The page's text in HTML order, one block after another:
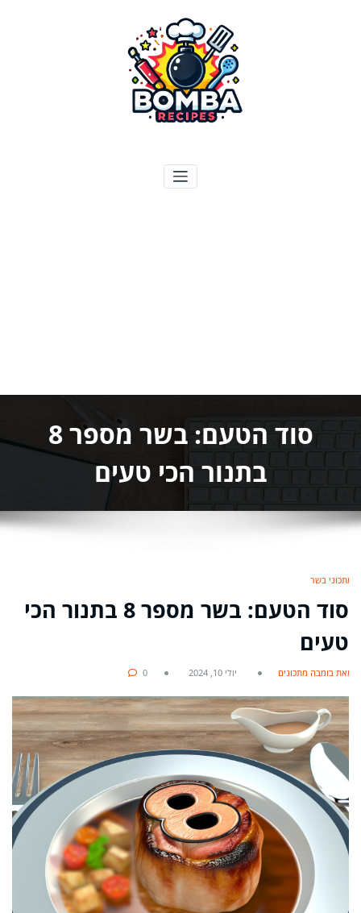
סוד הטעם: בשר מספר 8
בתנור הכי טעים
מתכוני בשר
סוד הטעם: בשר מספר 8 בתנור הכי
טעים
מאת בומבה מתכונים יולי 10, 2024 0